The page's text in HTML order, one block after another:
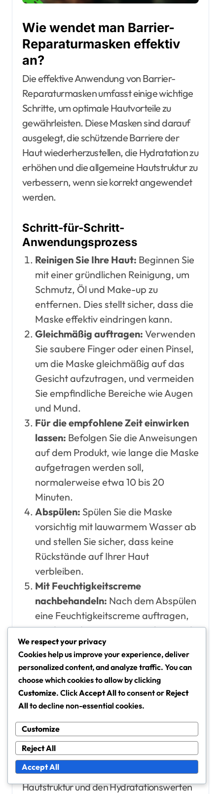
Wie wendet man Barrier-
Reparaturmasken effektiv
an?
Die effektive Anwendung von Barrier-
Reparaturmasken umfasst einige wichtige
Schritte, um optimale Hautvorteile zu
gewährleisten. Diese Masken sind darauf
ausgelegt, die schützende Barriere der
Haut wiederherzustellen, die Hydratation zu
erhöhen und die allgemeine Hautstruktur zu
verbessern, wenn sie korrekt angewendet
werden.
Schritt-für-Schritt-
Anwendungsprozess
Reinigen Sie Ihre Haut: Beginnen Sie
mit einer gründlichen Reinigung, um
Schmutz, Öl und Make-up zu
entfernen. Dies stellt sicher, dass die
Maske effektiv eindringen kann.
Gleichmäßig auftragen: Verwenden
Sie saubere Finger oder einen Pinsel,
um die Maske gleichmäßig auf das
Gesicht aufzutragen, und vermeiden
Sie empfindliche Bereiche wie Augen
und Mund.
Für die empfohlene Zeit einwirken
lassen: Befolgen Sie die Anweisungen
auf dem Produkt, wie lange die Maske
aufgetragen werden soll,
normalerweise etwa 10 bis 20
Minuten.
Abspülen: Spülen Sie die Maske
vorsichtig mit lauwarmem Wasser ab
und stellen Sie sicher, dass keine
Rückstände auf Ihrer Haut
verbleiben.
Mit Feuchtigkeitscreme
nachbehandeln: Nach dem Abspülen
eine Feuchtigkeitscreme auftragen,
um die Hydratation zu speichern und
die Hautbarriere weiter zu
unterstützen.
Beste Praktiken zur
Maximierung der Vorteile
Um die Vorteile von Barrier-
Reparaturmasken zu maximieren, ist
Konsistenz entscheidend. Verwenden Sie
die Maske regelmäßig, wie empfohlen, um
signifikante Verbesserungen in der
Hautstruktur und den Hydratationswerten
We respect your privacy
Cookies help us improve your experience, deliver
personalized content, and analyze traffic. You can
choose which cookies to allow by clicking
Customize. ClickAccept Allto consent or Reject
Allto decline non-essential cookies.
Customize
Reject All
Accept All